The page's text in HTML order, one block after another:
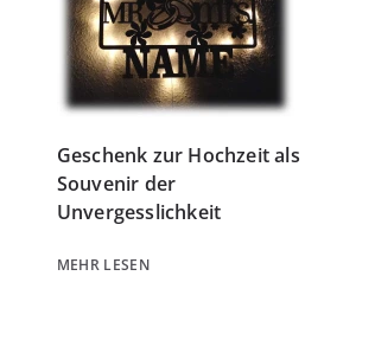
Geschenk zur Hochzeit als
Souvenir der
Unvergesslichkeit
MEHR LESEN